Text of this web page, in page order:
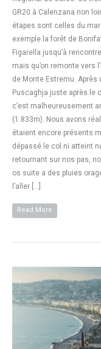
GR20 à Calenzana non
étapes sont celles du
exemple la forêt de
Figarella jusqu’à
mais qu’on remonte vers
de Monte Estremu.
Puscaghja juste après le
c’est malheureusement
(1.833m). Nous avons
étaient encore présents
dépassé le col ni atteint
retournant sur nos pas,
os suite a des pluies
l’aller […]
Read More